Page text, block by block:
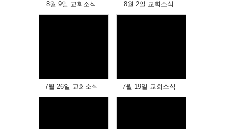
8월 9일 교회소식 8월 2일 교회소식
7월 26일 교회소식 7월 19일 교회소식